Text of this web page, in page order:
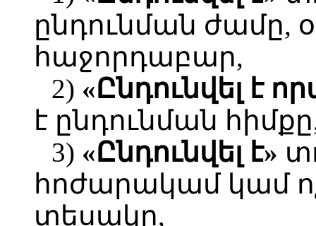
ընդունման ժամը,
հաջորդաբար,
2) «Ընդունվել է
է ընդունման
3) «Ընդունվել է»
հոժարակամ կամ
տեսակը,